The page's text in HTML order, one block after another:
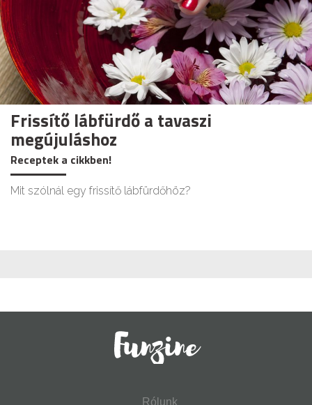
Frissítő lábfürdő a tavaszi
megújuláshoz
Receptek a cikkben!
Mit szólnál egy frissítő lábfürdőhöz?
Rólunk